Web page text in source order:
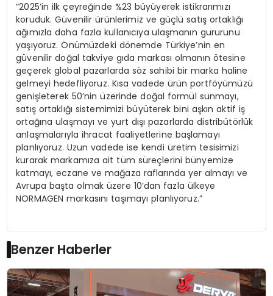
“2025’in ilk çeyreğinde %23 büyüyerek istikrarımızı
koruduk. Güvenilir ürünlerimiz ve güçlü satış ortaklığı
ağımızla daha fazla kullanıcıya ulaşmanın gururunu
yaşıyoruz. Önümüzdeki dönemde Türkiye’nin en
güvenilir doğal takviye gıda markası olmanın ötesine
geçerek global pazarlarda söz sahibi bir marka haline
gelmeyi hedefliyoruz. Kısa vadede ürün portföyümüzü
genişleterek 50’nin üzerinde doğal formül sunmayı,
satış ortaklığı sistemimizi büyüterek bini aşkın aktif iş
ortağına ulaşmayı ve yurt dışı pazarlarda distribütörlük
anlaşmalarıyla ihracat faaliyetlerine başlamayı
planlıyoruz. Uzun vadede ise kendi üretim tesisimizi
kurarak markamıza ait tüm süreçlerini bünyemize
katmayı, eczane ve mağaza raflarında yer almayı ve
Avrupa başta olmak üzere 10’dan fazla ülkeye
NORMAGEN markasını taşımayı planlıyoruz.”
Benzer Haberler